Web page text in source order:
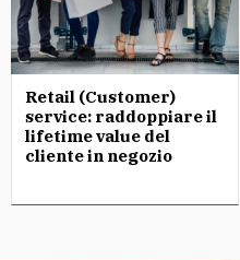
Retail (Customer)
service: raddoppiare il
lifetime value del
cliente in negozio